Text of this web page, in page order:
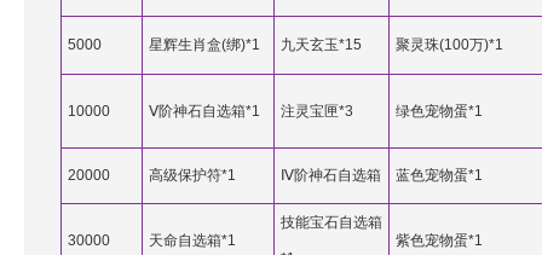
5000 星辉生肖盒(绑)*1 九天玄玉*15 聚灵珠(100万)*1
10000 Ⅴ阶神石自选箱*1 注灵宝匣*3 绿色宠物蛋*1
20000 高级保护符*1 Ⅳ阶神石自选箱 蓝色宠物蛋*1
30000 天命自选箱*1
技能宝石自选箱
紫色宠物蛋*1